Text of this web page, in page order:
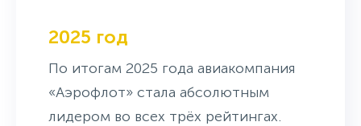
2025 год
По итогам 2025 года авиакомпания
«Аэрофлот» стала абсолютным
лидером во всех трёх рейтингах.